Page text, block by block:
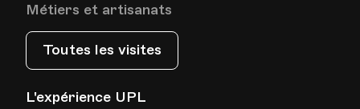
HEP - Haute Ecole Pédagogique - Salle 719
Av. de Cour 33
Métiers et artisanats
Toutes les visites
L'expérience UPL